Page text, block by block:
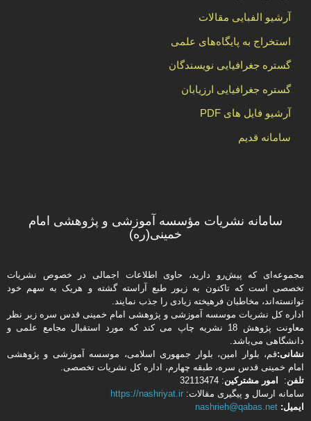
آرشیو الفبایی مقالات
استخراج به پایگاه‌های علمی
گستره جغرافیایی نویسندگان
گستره جغرافیایی ارزیابان
آرشیو فایل های PDF
سامانه قدیم
سامانه نشریات مؤسسه آموزشی و پژوهشی امام
خمینی(ره)
مجموعه‌ای که پیش‌رو دارید،‌ حاوی اطلاعات اجمالی در خصوص نشریات
تخصصی است که تاکنون به زیور طبع آراسته گشته و هریک به سهم خود
توانسته‌اند، مخاطبان فرهیخته‌ زیادی را جذب نمایند.
اداره كل نشریات موسسه آموزشی و پژوهشی امام خمینی قدس سره زیر نظر
معاونت پژوهش 18 نشریه چاپ می کند که مورد استقبال مجامع علمی و
دانشگاهی می‌باشد.
نشانی:قم، بلوار امین، بلوار جمهوری اسلامی، موسسه آموزشی و پژوهشی
امام خمینی قدس سره، طبقه چهارم، اداره كل نشریات تخصصی.
تلفن: امور مشتركین: 32113474
سامانه ارسال و پیگیری مقالات: https://nashriyat.ir
ایمیل: nashrieh@qabas.net